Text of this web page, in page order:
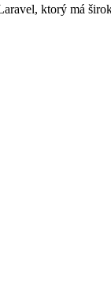
ktorý má